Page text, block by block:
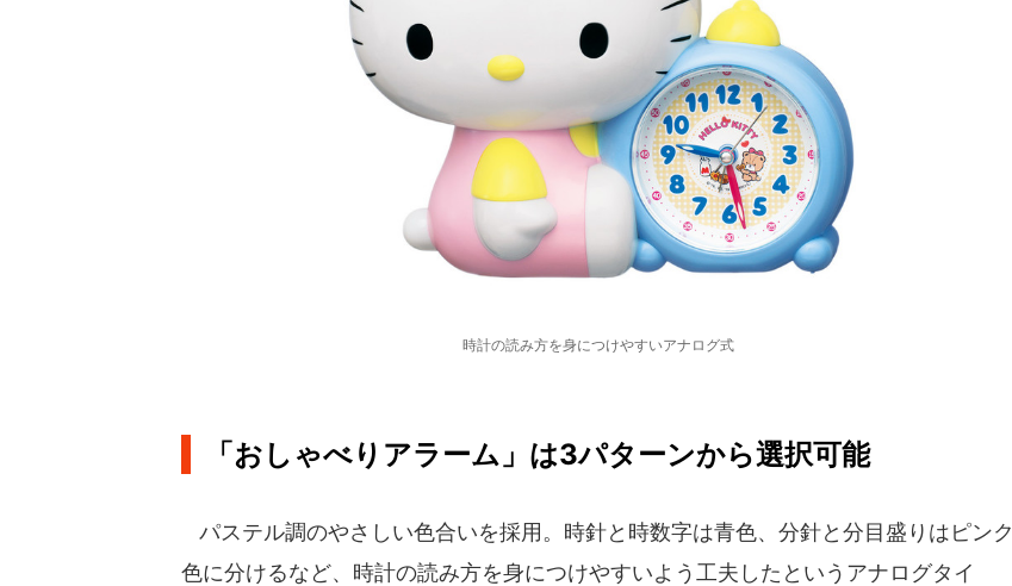
時計の読み方を身につけやすいアナログ式
「おしゃべりアラーム」は3パターンから選択可能
パステル調のやさしい色合いを採用。時針と時数字は青色、分針と分目盛りはピンク
色に分けるなど、時計の読み方を身につけやすいよう工夫したというアナログタイ